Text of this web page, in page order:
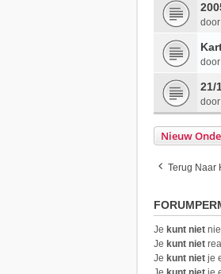
door
door
21/
door
Nieuw
Terug Naar
Je kunt niet
Je kunt niet
Je kunt niet je